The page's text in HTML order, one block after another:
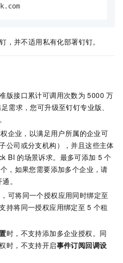
，并不适用私有化部署钉钉。
版接口累计可调用次数为 5000 万
需求，您可升级至钉钉专业版、
企业，以满足用户所属的企业可
公司或分支机构），并且这些主体
BI 的场景诉求。最多可添加 5 个
个，如果您需要添加多个企业，请
。
可将同一个授权应用同时绑定至
持将同一授权应用绑定至 5 个租
时，不支持添加多企业授权。同
时，不支持开启事件订阅回调设